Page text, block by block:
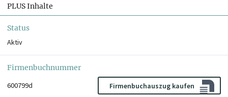
PLUS Inhalte
Status
Aktiv
Firmenbuchnummer
600799d
Firmenbuchauszug kaufen